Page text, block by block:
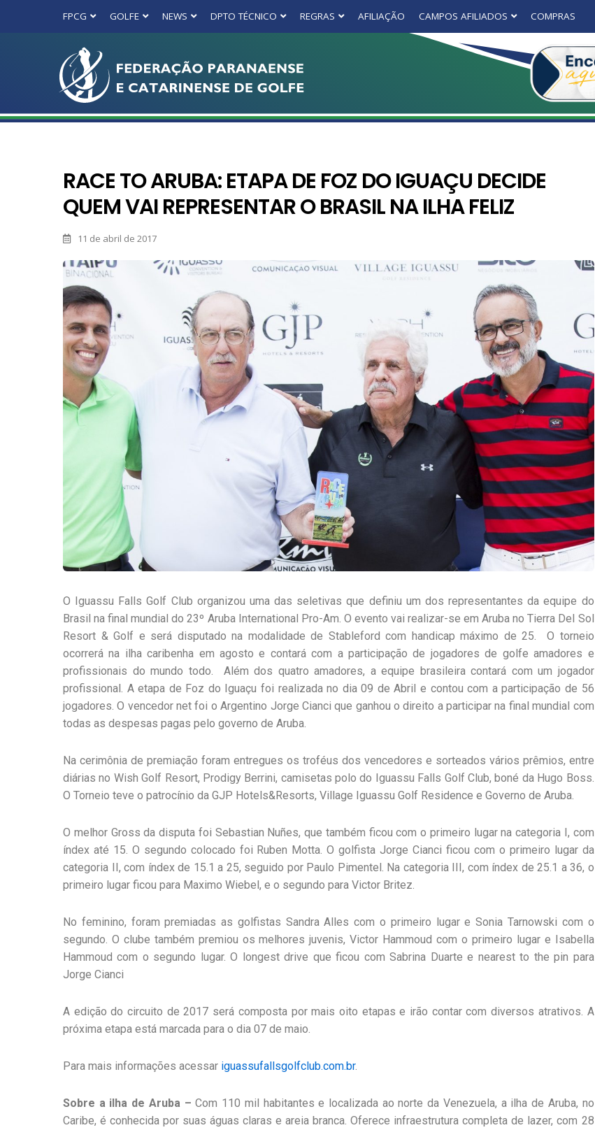
FPCG GOLFE NEWS DPTO TÉCNICO REGRAS AFILIAÇÃO CAMPOS AFILIADOS COMPRAS
RACE TO ARUBA: ETAPA DE FOZ DO IGUAÇU DECIDE
QUEM VAI REPRESENTAR O BRASIL NA ILHA FELIZ
11 de abril de 2017
O Iguassu Falls Golf Club organizou uma das seletivas que definiu um dos representantes da equipe do
Brasil na final mundial do 23º Aruba International Pro-Am. O evento vai realizar-se em Aruba no Tierra Del Sol
Resort & Golf e será disputado na modalidade de Stableford com handicap máximo de 25. O torneio
ocorrerá na ilha caribenha em agosto e contará com a participação de jogadores de golfe amadores e
profissionais do mundo todo. Além dos quatro amadores, a equipe brasileira contará com um jogador
profissional. A etapa de Foz do Iguaçu foi realizada no dia 09 de Abril e contou com a participação de 56
jogadores. O vencedor net foi o Argentino Jorge Cianci que ganhou o direito a participar na final mundial com
todas as despesas pagas pelo governo de Aruba.
Na cerimônia de premiação foram entregues os troféus dos vencedores e sorteados vários prêmios, entre
diárias no Wish Golf Resort, Prodigy Berrini, camisetas polo do Iguassu Falls Golf Club, boné da Hugo Boss.
O Torneio teve o patrocínio da GJP Hotels&Resorts, Village Iguassu Golf Residence e Governo de Aruba.
O melhor Gross da disputa foi Sebastian Nuñes, que também ficou com o primeiro lugar na categoria I, com
índex até 15. O segundo colocado foi Ruben Motta. O golfista Jorge Cianci ficou com o primeiro lugar da
categoria II, com índex de 15.1 a 25, seguido por Paulo Pimentel. Na categoria III, com índex de 25.1 a 36, o
primeiro lugar ficou para Maximo Wiebel, e o segundo para Victor Britez.
No feminino, foram premiadas as golfistas Sandra Alles com o primeiro lugar e Sonia Tarnowski com o
segundo. O clube também premiou os melhores juvenis, Victor Hammoud com o primeiro lugar e Isabella
Hammoud com o segundo lugar. O longest drive que ficou com Sabrina Duarte e nearest to the pin para
Jorge Cianci
A edição do circuito de 2017 será composta por mais oito etapas e irão contar com diversos atrativos. A
próxima etapa está marcada para o dia 07 de maio.
Para mais informações acessar iguassufallsgolfclub.com.br.
Sobre a ilha de Aruba –Com 110 mil habitantes e localizada ao norte da Venezuela, a ilha de Aruba, no
Caribe, é conhecida por suas águas claras e areia branca. Oferece infraestrutura completa de lazer, com 28